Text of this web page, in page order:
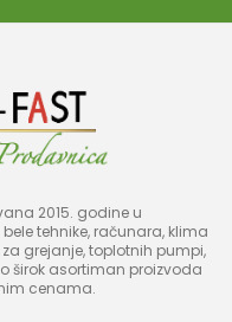
2015. godine u
tehnike, računara, klima
grejanje, toplotnih pumpi,
širok asortiman proizvoda
cenama.